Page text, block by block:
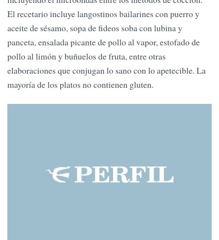
El recetario incluye langostinos bailarines con puerro y
aceite de sésamo, sopa de fideos soba con lubina y
panceta, ensalada picante de pollo al vapor, estofado de
pollo al limón y buñuelos de fruta, entre otras
elaboraciones que conjugan lo sano con lo apetecible. La
mayoría de los platos no contienen gluten.